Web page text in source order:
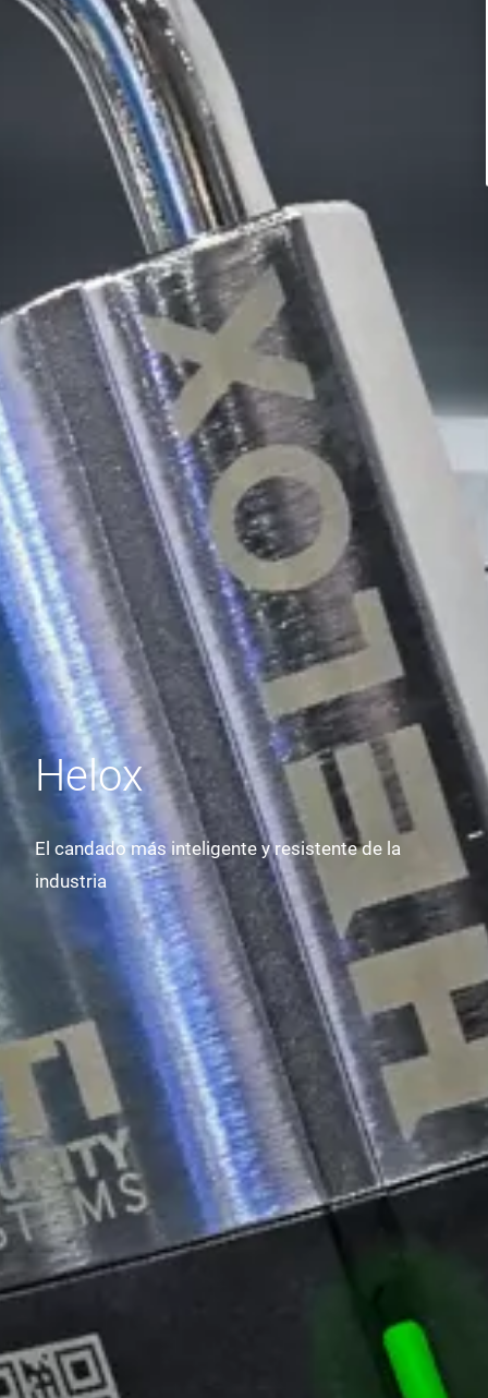
Helox
El candado más inteligente y resistente de la
industria